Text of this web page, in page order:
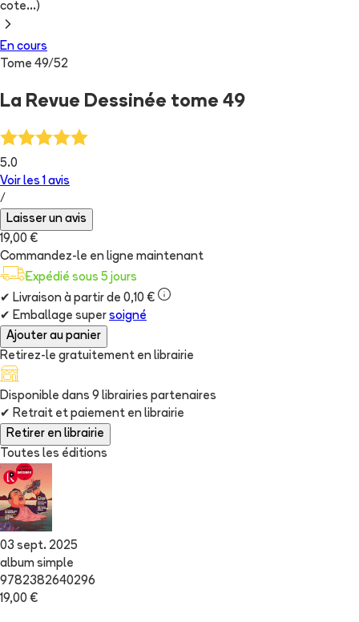
cote...)
En cours
Tome 49/52
La Revue Dessinée tome 49
5.0
Voir les 1 avis
/
Laisser un avis
19,00 €
Commandez-le en ligne maintenant
Expédié sous 5 jours
✔ Livraison à partir de 0,10 €
✔ Emballage super soigné
Ajouter au panier
Retirez-le gratuitement en librairie
Disponible dans 9 librairies partenaires
✔ Retrait et paiement en librairie
Retirer en librairie
Toutes les éditions
03 sept. 2025
album simple
9782382640296
19,00 €